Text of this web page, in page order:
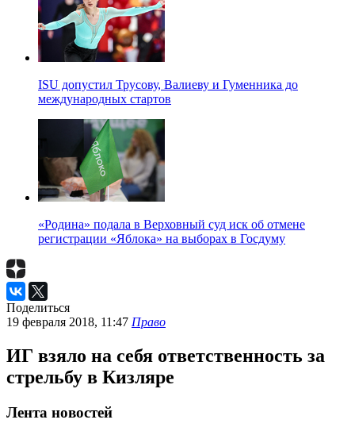
ISU допустил Трусову, Валиеву и Гуменника до
международных стартов
«Родина» подала в Верховный суд иск об отмене
регистрации «Яблока» на выборах в Госдуму
Поделиться
19 февраля 2018, 11:47 Право
ИГ взяло на себя ответственность за
стрельбу в Кизляре
Лента новостей